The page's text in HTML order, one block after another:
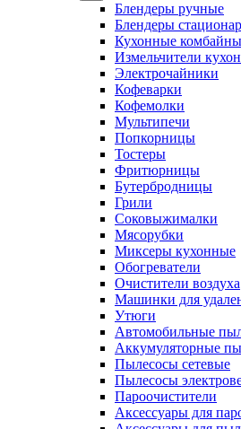
Блендеры ручные
Блендеры
Кухонные комбайны
Измельчители
Электрочайники
Кофеварки
Кофемолки
Мультипечи
Попкорницы
Тостеры
Фритюрницы
Бутербродницы
Грили
Соковыжималки
Мясорубки
Миксеры кухонные
Обогреватели
Очистители воздуха
Машинки для
Утюги
Автомобильные
Аккумуляторные
Пылесосы сетевые
Пылесосы
Пароочистители
Аксессуары для